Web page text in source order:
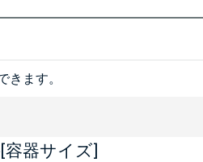
きます。
容器サイズ]